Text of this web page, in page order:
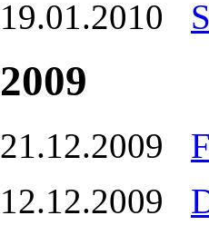
19.01.2010
2009
21.12.2009
12.12.2009